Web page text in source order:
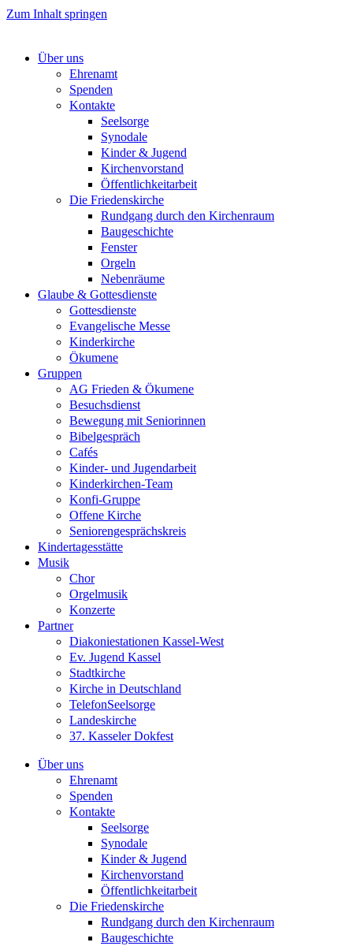
Zum Inhalt springen
Über uns
Ehrenamt
Spenden
Kontakte
Seelsorge
Synodale
Kinder & Jugend
Kirchenvorstand
Öffentlichkeitarbeit
Die Friedenskirche
Rundgang durch den Kirchenraum
Baugeschichte
Fenster
Orgeln
Nebenräume
Glaube & Gottesdienste
Gottesdienste
Evangelische Messe
Kinderkirche
Ökumene
Gruppen
AG Frieden & Ökumene
Besuchsdienst
Bewegung mit Seniorinnen
Bibelgespräch
Cafés
Kinder- und Jugendarbeit
Kinderkirchen-Team
Konfi-Gruppe
Offene Kirche
Seniorengesprächskreis
Kindertagesstätte
Musik
Chor
Orgelmusik
Konzerte
Partner
Diakoniestationen Kassel-West
Ev. Jugend Kassel
Stadtkirche
Kirche in Deutschland
TelefonSeelsorge
Landeskirche
37. Kasseler Dokfest
Über uns
Ehrenamt
Spenden
Kontakte
Seelsorge
Synodale
Kinder & Jugend
Kirchenvorstand
Öffentlichkeitarbeit
Die Friedenskirche
Rundgang durch den Kirchenraum
Baugeschichte